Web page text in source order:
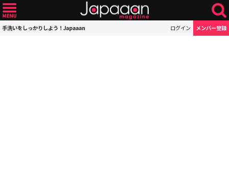
手洗いをしっかりしよう！Japaaan ログイン メンバー登録